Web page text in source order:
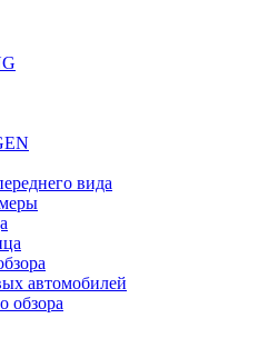
вида
автомобилей
обзора